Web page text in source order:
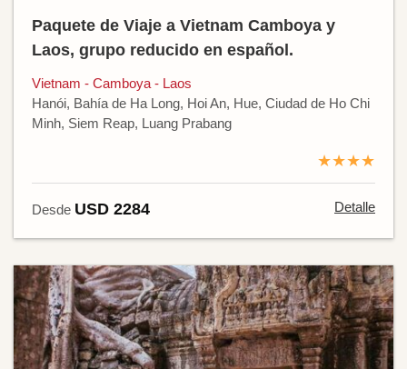
Paquete de Viaje a Vietnam Camboya y
Laos, grupo reducido en español.
Vietnam - Camboya - Laos
Hanói, Bahía de Ha Long, Hoi An, Hue, Ciudad de Ho Chi
Minh, Siem Reap, Luang Prabang
★★★★
Desde USD 2284 Detalle